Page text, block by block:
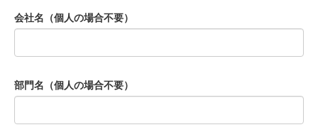
会社名（個人の場合不要）
部門名（個人の場合不要）